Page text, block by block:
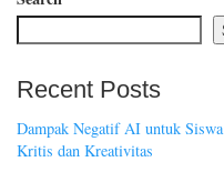
Recent Posts
Dampak Negatif AI untuk
Kritis dan Kreativitas